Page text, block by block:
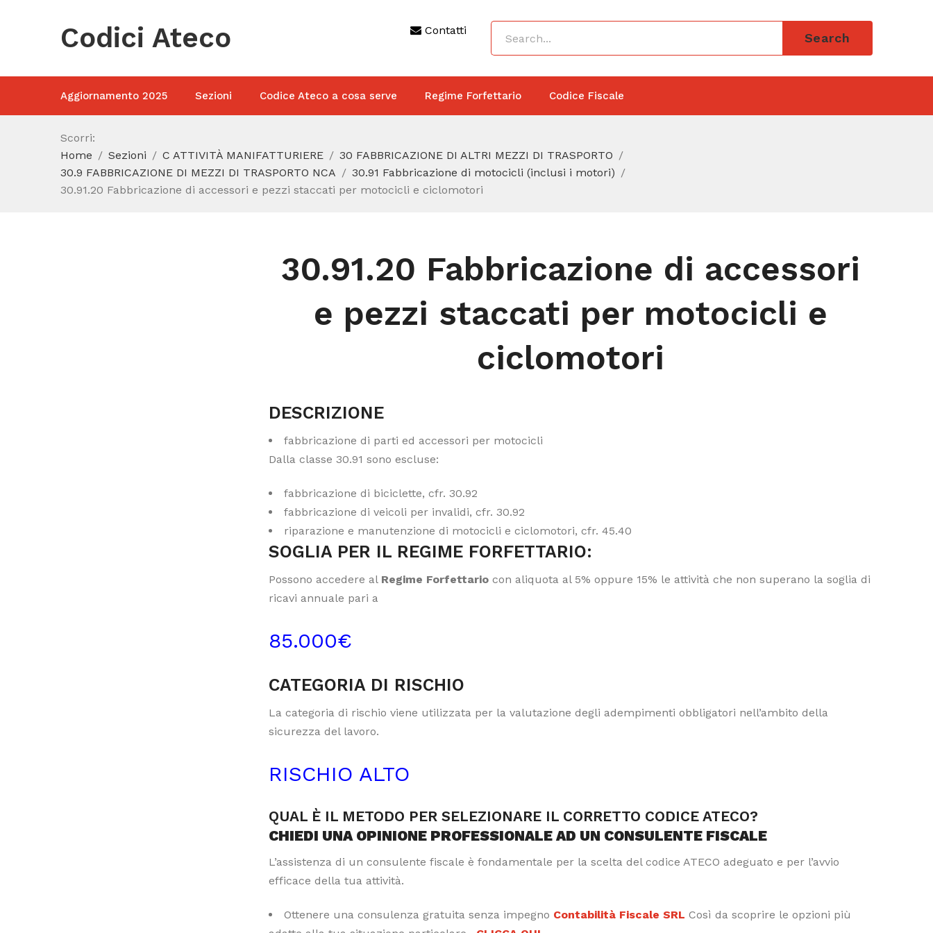
Codici Ateco Contatti
Search
Aggiornamento 2025 Sezioni Codice Ateco a cosa serve Regime Forfettario Codice Fiscale
Scorri:
Home
Sezioni C ATTIVITÀ MANIFATTURIERE
30 FABBRICAZIONE DI ALTRI MEZZI DI TRASPORTO
30.9 FABBRICAZIONE DI MEZZI DI TRASPORTO NCA
30.91 Fabbricazione di motocicli (inclusi i motori)
30.91.20 Fabbricazione di accessori e pezzi staccati per motocicli e ciclomotori
30.91.20 Fabbricazione di accessori
e pezzi staccati per motocicli e
ciclomotori
DESCRIZIONE
fabbricazione di parti ed accessori per motocicli
Dalla classe 30.91 sono escluse:
fabbricazione di biciclette, cfr. 30.92
fabbricazione di veicoli per invalidi, cfr. 30.92
riparazione e manutenzione di motocicli e ciclomotori, cfr. 45.40
SOGLIA PER IL REGIME FORFETTARIO:
Possono accedere al Regime Forfettario con aliquota al 5% oppure 15% le attività che non superano la soglia di
ricavi annuale pari a
85.000€
CATEGORIA DI RISCHIO
La categoria di rischio viene utilizzata per la valutazione degli adempimenti obbligatori nell’ambito della
sicurezza del lavoro.
RISCHIO ALTO
QUAL È IL METODO PER SELEZIONARE IL CORRETTO CODICE ATECO?
CHIEDI UNA OPINIONE PROFESSIONALE AD UN CONSULENTE FISCALE
L’assistenza di un consulente fiscale è fondamentale per la scelta del codice ATECO adeguato e per l’avvio
efficace della tua attività.
Ottenere una consulenza gratuita senza impegno Contabilità Fiscale SRL Così da scoprire le opzioni più